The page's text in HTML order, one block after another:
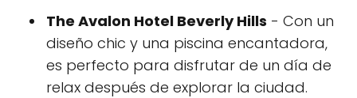
The Avalon Hotel Beverly Hills - Con un
diseño chic y una piscina encantadora,
es perfecto para disfrutar de un día de
relax después de explorar la ciudad.